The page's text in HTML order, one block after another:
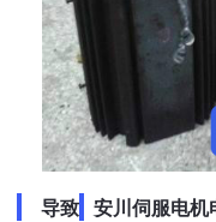
导致 安川伺服电机